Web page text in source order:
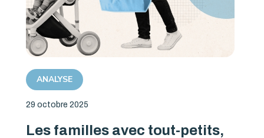
ANALYSE
29 octobre 2025
Les familles avec tout-petits,